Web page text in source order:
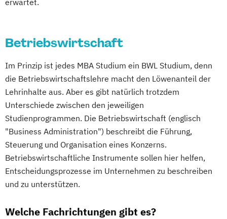
Betriebswirtschaft
Im Prinzip ist jedes MBA Studium ein BWL Studium, denn
die Betriebswirtschaftslehre macht den Löwenanteil der
Lehrinhalte aus. Aber es gibt natürlich trotzdem
Unterschiede zwischen den jeweiligen
Studienprogrammen. Die Betriebswirtschaft (englisch
"Business Administration") beschreibt die Führung,
Steuerung und Organisation eines Konzerns.
Betriebswirtschaftliche Instrumente sollen hier helfen,
Entscheidungsprozesse im Unternehmen zu beschreiben
und zu unterstützen.
Welche Fachrichtungen gibt es?